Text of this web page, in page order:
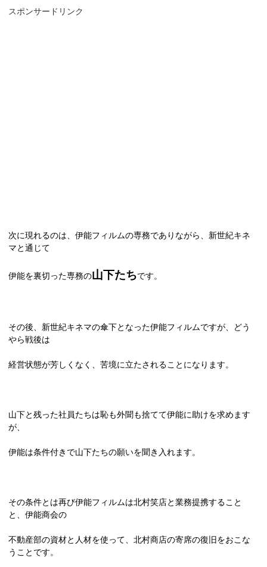
スポンサードリンク
次に現れるのは、伊能フィルムの専務でありながら、新世紀キネ
マと通じて
伊能を裏切った専務の山下たちです。
その後、新世紀キネマの傘下となった伊能フィルムですが、どう
やら戦後は
経営状態が芳しくなく、苦境に立たされることになります。
山下と残った社員たちは恥も外聞も捨てて伊能に助けを求めます
が、
伊能は条件付きで山下たちの願いを聞き入れます。
その条件とは再び伊能フィルムは北村笑店と業務提携すること
と、伊能商会の
不動産部の資材と人材を使って、北村商店の寄席の復旧をおこな
うことです。